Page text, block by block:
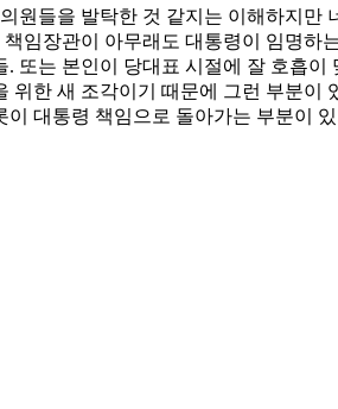
원들을 발탁한 것 같지는 이해하지
임장관이 아무래도 대통령이 임명
또는 본인이 당대표 시절에 잘 호흡
한 새 조각이기 때문에 그런 부분
대통령 책임으로 돌아가는 부분이